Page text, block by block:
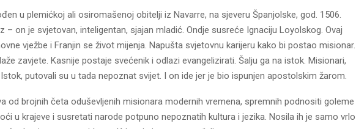
u plemićkoj ali osiromašenoj obitelji iz Navarre, na sjeveru Španjolske, god. 1506.
– on je svjetovan, inteligentan, sjajan mladić. Ondje susreće Ignaciju Loyolskog. Ovaj
vježbe i Franjin se život mijenja. Napušta svjetovnu karijeru kako bi postao misionar.
zavjete. Kasnije postaje svećenik i odlazi evangelizirati. Šalju ga na istok. Misionari,
putovali su u tada nepoznat svijet. I on ide jer je bio ispunjen apostolskim žarom.
od brojnih četa oduševljenih misionara modernih vremena, spremnih podnositi goleme
u krajeve i susretati narode potpuno nepoznatih kultura i jezika. Nosila ih je samo vrlo